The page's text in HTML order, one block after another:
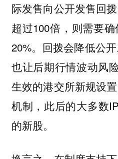
际发售向公开发售回
超过100倍，则需要
20%。回拨会降低公
也让后期行情波动风
生效的港交所新规设
机制，此后的大多数
的新股。